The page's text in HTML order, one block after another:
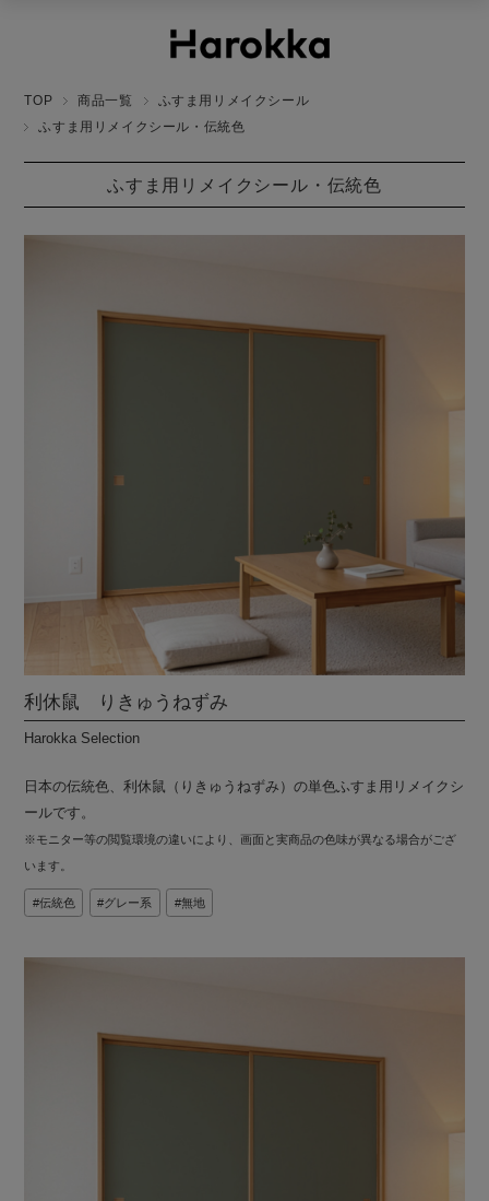
TOP 商品一覧
ふすま用リメイクシール
ふすま用リメイクシール・伝統色
ふすま用リメイクシール・伝統色
利休鼠 りきゅうねずみ
Harokka Selection
日本の伝統色、利休鼠（りきゅうねずみ）の単色ふすま用リメイクシ
ールです。
※モニター等の閲覧環境の違いにより、画面と実商品の色味が異なる場合がござ
います。
伝統色 グレー系 無地